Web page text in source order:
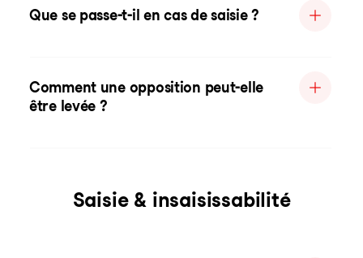
Que se passe-t-il en cas de saisie ?
Comment une opposition peut-elle
être levée ?
Saisie & insaisissabilité